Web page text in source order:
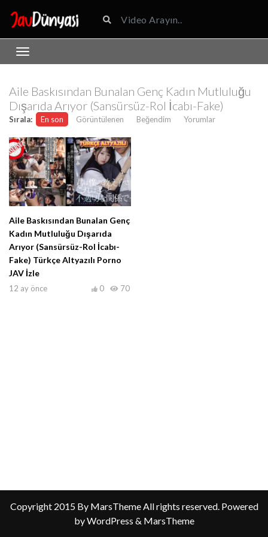
Aile Baskısından Bunalan Genç Kadın Mutluluğu
Dışarıda Arıyor (Sansürsüz-Rol İcabı-Fake)
Sırala: En son Görüntülenen Beğendim Yorumlar
Aile Baskısından Bunalan Genç
Kadın Mutluluğu Dışarıda
Arıyor (Sansürsüz-Rol İcabı-
Fake) Türkçe Altyazılı Porno
JAV İzle
12 ay önce 70
0
Copyright 2015 By MarsTheme All rights reserved. Powered
by WordPress & MarsTheme